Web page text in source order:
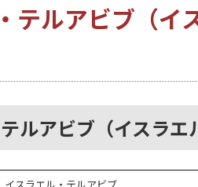
テルアビブ（イ
ルアビブ（イスラエ